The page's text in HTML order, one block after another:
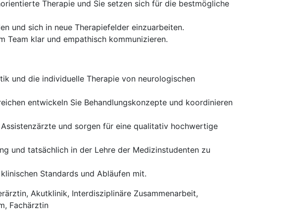
Therapie und Sie setzen sich für die bestmögliche
und sich in neue Therapiefelder einzuarbeiten.
Team klar und empathisch kommunizieren.
und die individuelle Therapie von neurologischen
entwickeln Sie Behandlungskonzepte und koordinieren
und sorgen für eine qualitativ hochwertige
und tatsächlich in der Lehre der Medizinstudenten zu
Standards und Abläufen mit.
Akutklinik, Interdisziplinäre Zusammenarbeit,
Fachärztin